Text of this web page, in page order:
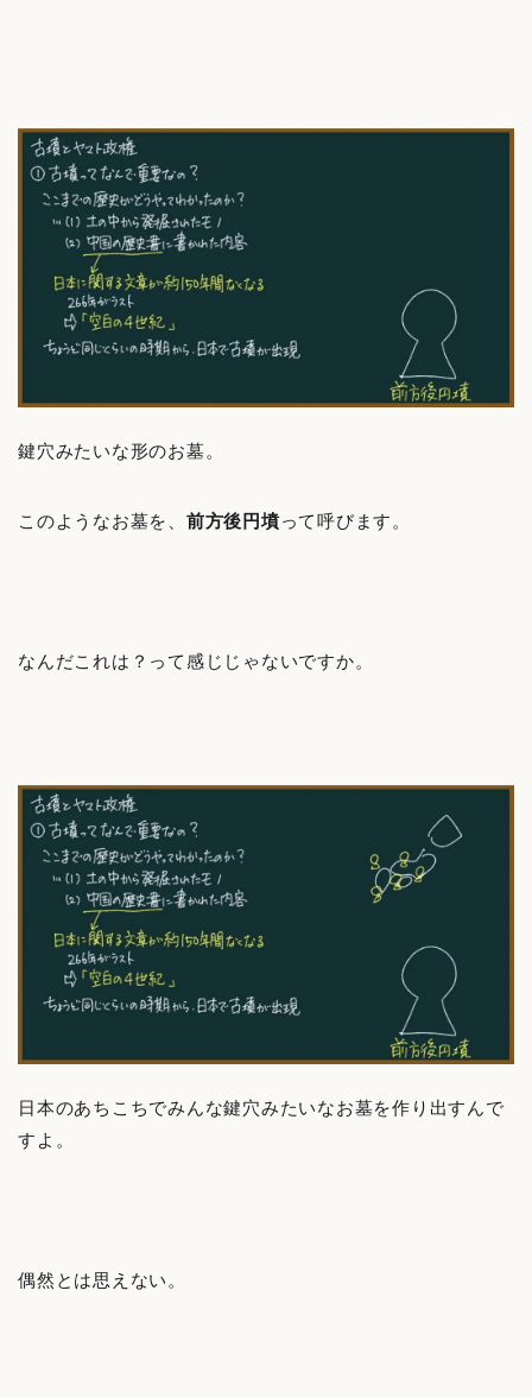
鍵穴みたいな形のお墓。
このようなお墓を、 前方後円墳って呼びます。
なんだこれは？って感じじゃないですか。
日本のあちこちでみんな鍵穴みたいなお墓を作り出すんで
すよ。
偶然とは思えない。